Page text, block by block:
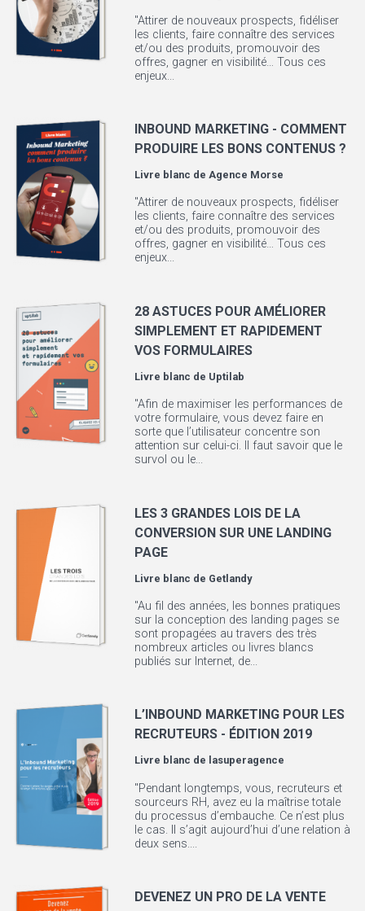
"Attirer de nouveaux prospects, fidéliser
les clients, faire connaître des services
et/ou des produits, promouvoir des
offres, gagner en visibilité… Tous ces
enjeux...
INBOUND MARKETING - COMMENT
PRODUIRE LES BONS CONTENUS ?
Livre blanc deAgence Morse
"Attirer de nouveaux prospects, fidéliser
les clients, faire connaître des services
et/ou des produits, promouvoir des
offres, gagner en visibilité… Tous ces
enjeux...
28 ASTUCES POUR AMÉLIORER
SIMPLEMENT ET RAPIDEMENT
VOS FORMULAIRES
Livre blanc de Uptilab
"Afin de maximiser les performances de
votre formulaire, vous devez faire en
sorte que l’utilisateur concentre son
attention sur celui-ci. Il faut savoir que le
survol ou le...
LES 3 GRANDES LOIS DE LA
CONVERSION SUR UNE LANDING
PAGE
Livre blanc de Getlandy
"Au fil des années, les bonnes pratiques
sur la conception des landing pages se
sont propagées au travers des très
nombreux articles ou livres blancs
publiés sur Internet, de...
L’INBOUND MARKETING POUR LES
RECRUTEURS - ÉDITION 2019
Livre blanc de lasuperagence
"Pendant longtemps, vous, recruteurs et
sourceurs RH, avez eu la maîtrise totale
du processus d’embauche. Ce n’est plus
le cas. Il s’agit aujourd’hui d’une relation à
deux sens....
DEVENEZ UN PRO DE LA VENTE